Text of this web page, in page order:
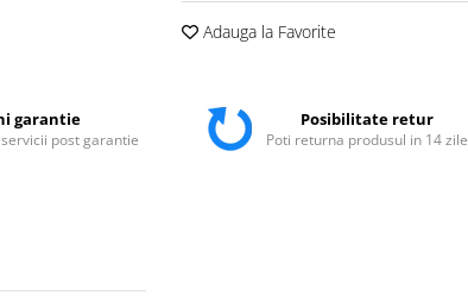
Adauga la Favorite
garantie
post garantie
Posibilitate retur
Poti returna produsul in 14 zile